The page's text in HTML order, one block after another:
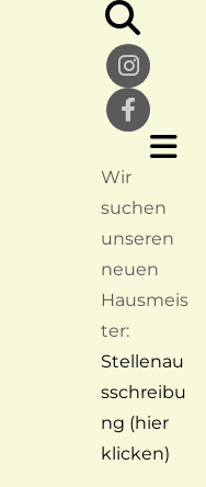
Wir
suchen
unseren
neuen
Hausmeis
ter:
Stellenau
sschreibu
ng (hier
klicken)